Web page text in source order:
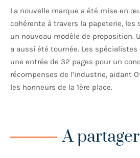
La nouvelle marque a été mise en
cohérente à travers la papeterie,
un nouveau modèle de proposition.
a aussi été tournée. Les
une entrée de 32 pages pour un
récompenses de l’industrie, aidant
les honneurs de la 1ère place.
A